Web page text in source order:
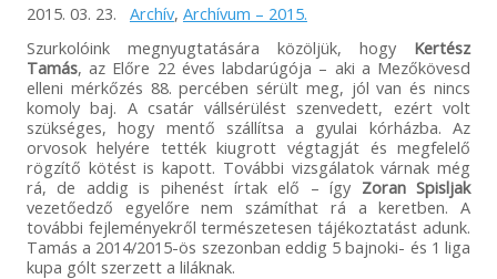
2015. 03. 23. Archív, Archívum – 2015.
Szurkolóink megnyugtatására közöljük, hogy Kertész
Tamás, az Előre 22 éves labdarúgója – aki a Mezőkövesd
elleni mérkőzés 88. percében sérült meg, jól van és nincs
komoly baj. A csatár vállsérülést szenvedett, ezért volt
szükséges, hogy mentő szállítsa a gyulai kórházba. Az
orvosok helyére tették kiugrott végtagját és megfelelő
rögzítő kötést is kapott. További vizsgálatok várnak még
rá, de addig is pihenést írtak elő – így Zoran Spisljak
vezetőedző egyelőre nem számíthat rá a keretben. A
további fejleményekről természetesen tájékoztatást adunk.
Tamás a 2014/2015-ös szezonban eddig 5 bajnoki- és 1 liga
kupa gólt szerzett a liláknak.